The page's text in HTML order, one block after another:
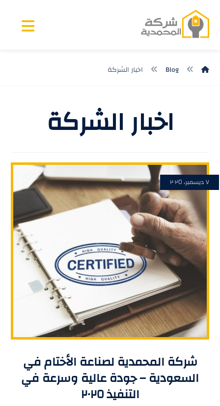
Blog اخبار الشركة
اخبار الشركة
شركة المحمدية لصناعة الأختام في
السعودية – جودة عالية وسرعة في
التنفيذ ٢٠٢٥
٧ ديسمبر، ٢٠٢٥